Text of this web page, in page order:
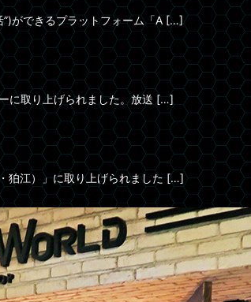
”)ができるプラットフォーム「A […]
に取り上げられました。放送 […]
狛江）」に取り上げられました […]